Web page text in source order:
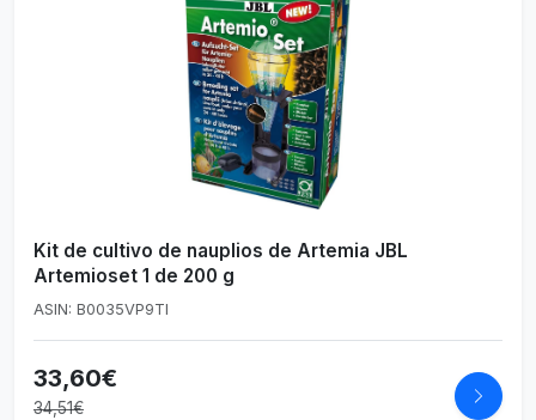
Kit de cultivo de nauplios de Artemia JBL
Artemioset 1 de 200 g
ASIN: B0035VP9TI
33,60€
34,51€